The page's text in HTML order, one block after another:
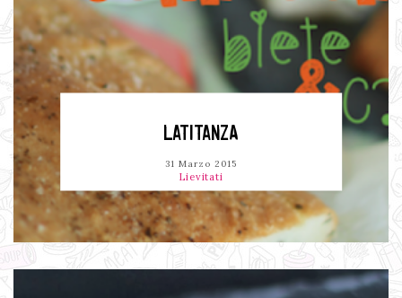
LATITANZA
31 Marzo 2015
Lievitati